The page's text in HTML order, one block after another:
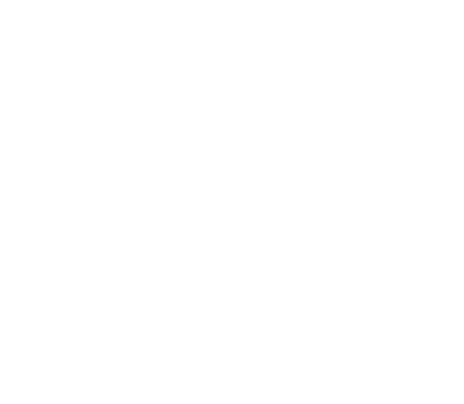
efficient illumination with a warm and comfortable glow. The
is retained.